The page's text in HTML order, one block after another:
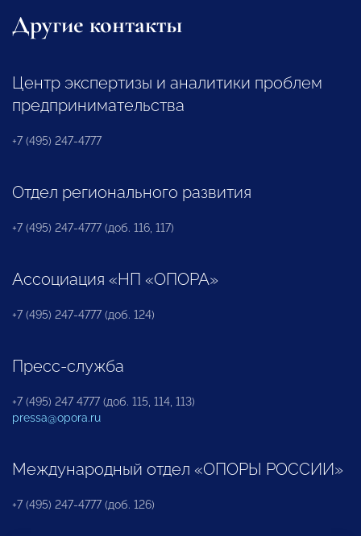
Другие контакты
Центр экспертизы и аналитики проблем
предпринимательства
+7 (495) 247-4777
Отдел регионального развития
+7 (495) 247-4777 (доб. 116, 117)
Ассоциация «НП «ОПОРА»
+7 (495) 247-4777 (доб. 124)
Пресс-служба
+7 (495) 247 4777 (доб. 115, 114, 113)
pressa@opora.ru
Международный отдел «ОПОРЫ РОССИИ»
+7 (495) 247-4777 (доб. 126)